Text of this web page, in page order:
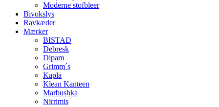
Moderne stofbleer
Bivokslys
Ravkæder
Mærker
BISTAD
Debresk
Dipam
Grimm´s
Kapla
Klean Kanteen
Marbushka
Nirrimis